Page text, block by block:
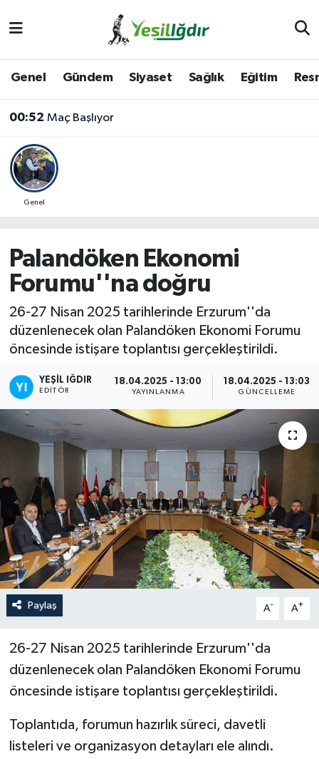
Genel Gündem Siyaset Sağlık Eğitim
00:52 Maç Başlıyor
Genel
Palandöken Ekonomi
Forumu''na doğru
26-27 Nisan 2025 tarihlerinde Erzurum''da
düzenlenecek olan Palandöken Ekonomi Forumu
öncesinde istişare toplantısı gerçekleştirildi.
YEŞIL IĞDIR
EDITÖR
18.04.2025 - 13:00
YAYINLANMA
18.04.2025 - 13:03
GÜNCELLEME
Paylaş A- A+
26-27 Nisan 2025 tarihlerinde Erzurum''da
düzenlenecek olan Palandöken Ekonomi Forumu
öncesinde istişare toplantısı gerçekleştirildi.
Toplantıda, forumun hazırlık süreci, davetli
listeleri ve organizasyon detayları ele alındı.
İğdir Namaz Vakitleri
Iğdır Trafik Yoğunluk Haritası
Süper Lig Puan Durumu ve Fikstür
Son Dakika Haberleri
Haber Arşivi